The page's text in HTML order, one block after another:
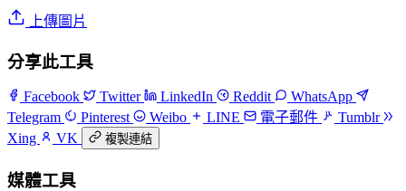
上傳圖片
分享此工具
Facebook Twitter LinkedIn Reddit
WhatsApp
Telegram
Pinterest Weibo LINE 電子郵件
Tumblr
Xing
VK 複製連結
媒體工具